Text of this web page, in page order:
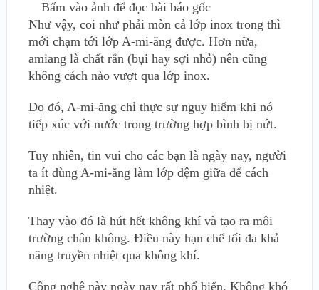
Bấm vào ảnh để đọc bài báo gốc
Như vậy, coi như phải mòn cả lớp inox trong thì
mới chạm tới lớp A-mi-ăng được. Hơn nữa,
amiang là chất rắn (bụi hay sợi nhỏ) nên cũng
không cách nào vượt qua lớp inox.
Do đó, A-mi-ăng chỉ thực sự nguy hiểm khi nó
tiếp xúc với nước trong trường hợp bình bị nứt.
Tuy nhiên, tin vui cho các bạn là ngày nay, người
ta ít dùng A-mi-ăng làm lớp đệm giữa để cách
nhiệt.
Thay vào đó là hút hết không khí và tạo ra môi
trường chân không. Điều này hạn chế tối đa khả
năng truyền nhiệt qua không khí.
Công nghệ này ngày nay rất phổ biến. Không khó